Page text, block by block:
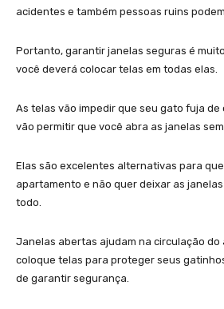
acidentes e também pessoas ruins
Portanto, garantir janelas seguras é
você deverá colocar telas em todas elas.
As telas vão impedir que seu gato fuja de
vão permitir que você abra as janelas sem
Elas são excelentes alternativas para
apartamento e não quer deixar as
todo.
Janelas abertas ajudam na circulação do
coloque telas para proteger seus
de garantir segurança.